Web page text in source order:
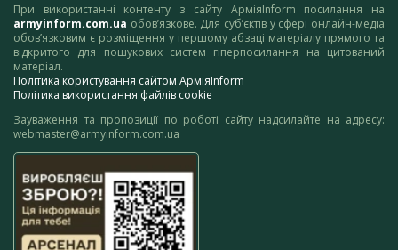
При використанні контенту з сайту АрміяInform посилання на
armyinform.com.ua обов’язкове. Для суб’єктів у сфері онлайн-медіа
обов’язковим є розміщення у першому абзаці матеріалу прямого та
відкритого для пошукових систем гіперпосилання на цитований
матеріал.
Політика користування сайтом АрміяInform
Політика використання файлів cookie
Зауваження та пропозиції по роботі сайту надсилайте на адресу:
webmaster@armyinform.com.ua